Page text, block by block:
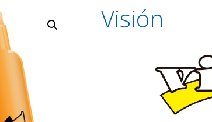
Visión